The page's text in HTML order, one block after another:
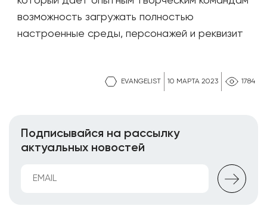
EVANGELIST 10 МАРТА 2023 1784
возможность загружать полностью
настроенные среды, персонажей и реквизит
Подписывайся на рассылку
актуальных новостей